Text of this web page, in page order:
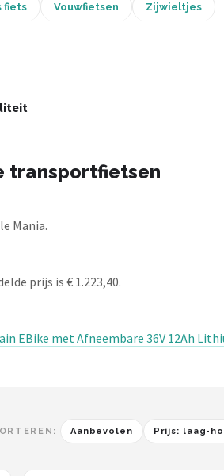
fiets Vouwfietsen Zijwieltjes
transportfietsen
Mania.
prijs is € 1.223,40.
EBike met Afneembare 36V 12Ah
Aanbevolen Prijs: laag-